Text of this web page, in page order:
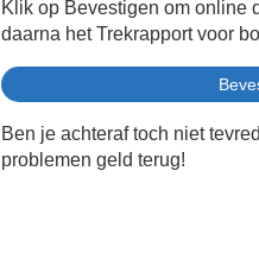
Klik op Bevestigen om online
daarna het Trekrapport voor
Ben je achteraf toch niet
problemen geld terug!